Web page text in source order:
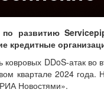
по развитию
кредитные
DDoS-атак во
квартале 2024
Новостями».